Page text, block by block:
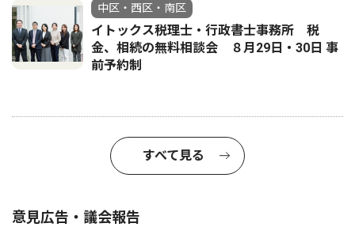
中区・西区・南区
イトックス税理士・行政書士事務所 税
金、相続の無料相談会 ８月29日・30日 事
前予約制
すべて見る
意見広告・議会報告